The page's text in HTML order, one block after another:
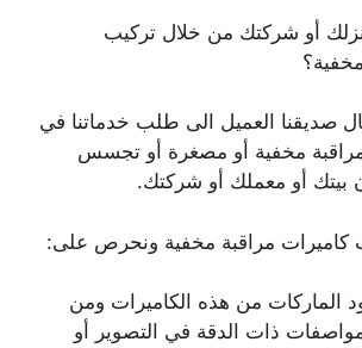
أو شركتك من خلال تركيب
صديقنا العميل الى طلب خدماتنا في
مخفية أو مصغرة أو تجسس
بيتك أو معملك أو شركتك.
كاميرات مراقبة مخفية ونحرص على:
الماركات من هذه الكاميرات ومن
ذات الدقة في التصوير أو